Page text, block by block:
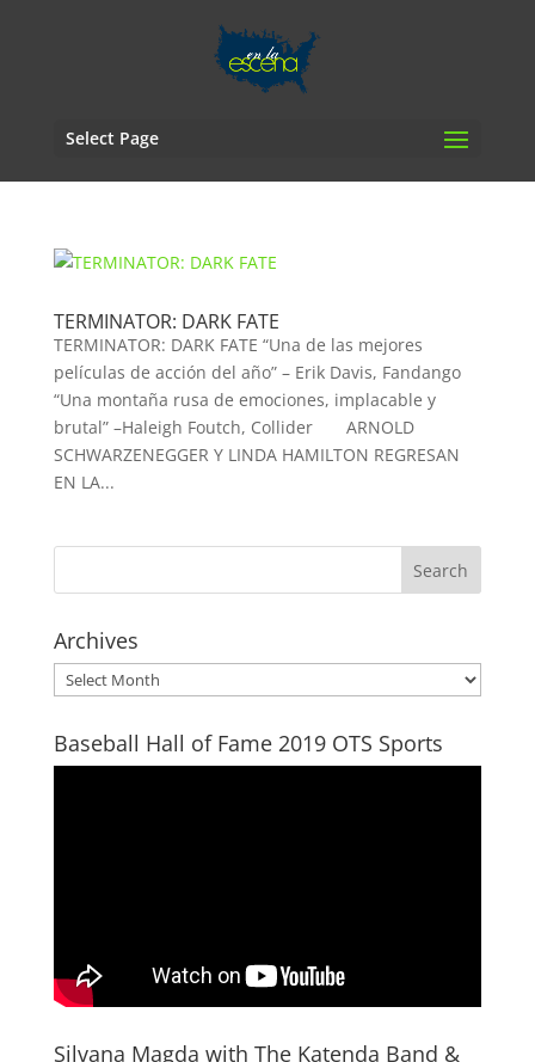
Select Page
TERMINATOR: DARK FATE
TERMINATOR: DARK FATE “Una de las mejores
películas de acción del año” – Erik Davis, Fandango
“Una montaña rusa de emociones, implacable y
brutal” –Haleigh Foutch, Collider ARNOLD
SCHWARZENEGGER Y LINDA HAMILTON REGRESAN
EN LA...
Archives
Archives
Baseball Hall of Fame 2019 OTS Sports
Silvana Magda with The Katenda Band &